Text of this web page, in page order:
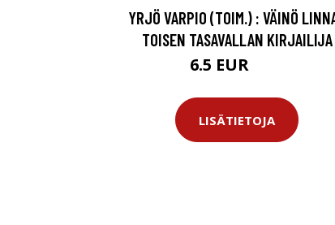
YRJÖ VARPIO (TOIM.) : VÄINÖ
TOISEN TASAVALLAN KIRJAILIJA
6.5 EUR
LISÄTIETOJA